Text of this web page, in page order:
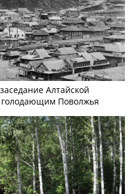
Алтайской
Поволжья